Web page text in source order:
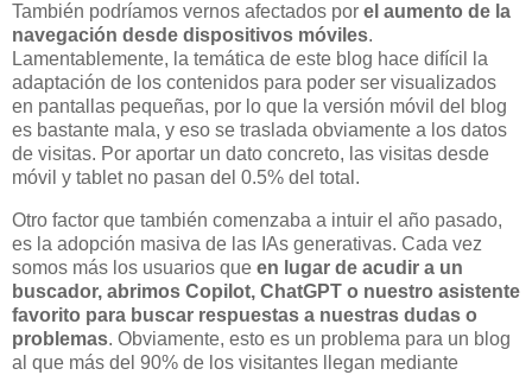
También podríamos vernos afectados por el aumento de la
navegación desde dispositivos móviles.
Lamentablemente, la temática de este blog hace difícil la
adaptación de los contenidos para poder ser visualizados
en pantallas pequeñas, por lo que la versión móvil del blog
es bastante mala, y eso se traslada obviamente a los datos
de visitas. Por aportar un dato concreto, las visitas desde
móvil y tablet no pasan del 0.5% del total.
Otro factor que también comenzaba a intuir el año pasado,
es la adopción masiva de las IAs generativas. Cada vez
somos más los usuarios que en lugar de acudir a un
buscador, abrimos Copilot, ChatGPT o nuestro asistente
favorito para buscar respuestas a nuestras dudas o
problemas. Obviamente, esto es un problema para un blog
al que más del 90% de los visitantes llegan mediante